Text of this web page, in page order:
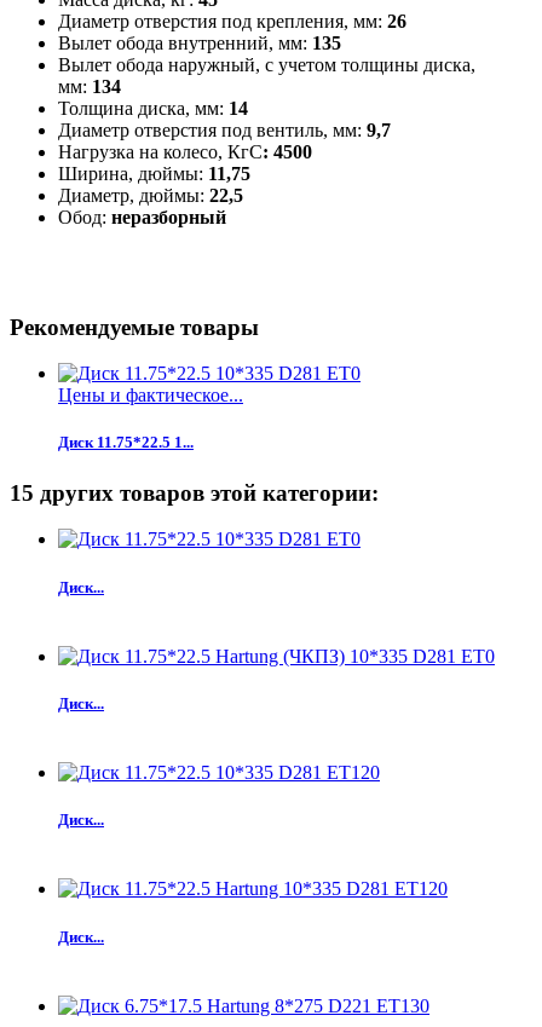
Диаметр отверстия под крепления, мм: 26
Вылет обода внутренний, мм: 135
Вылет обода наружный, с учетом толщины диска,
мм: 134
Толщина диска, мм: 14
Диаметр отверстия под вентиль, мм: 9,7
Нагрузка на колесо, КгС: 4500
Ширина, дюймы: 11,75
Диаметр, дюймы: 22,5
Обод: неразборный
Рекомендуемые товары
Цены и фактическое...
Диск 11.75*22.5 1...
15 других товаров этой категории:
Диск...
Диск...
Диск...
Диск...